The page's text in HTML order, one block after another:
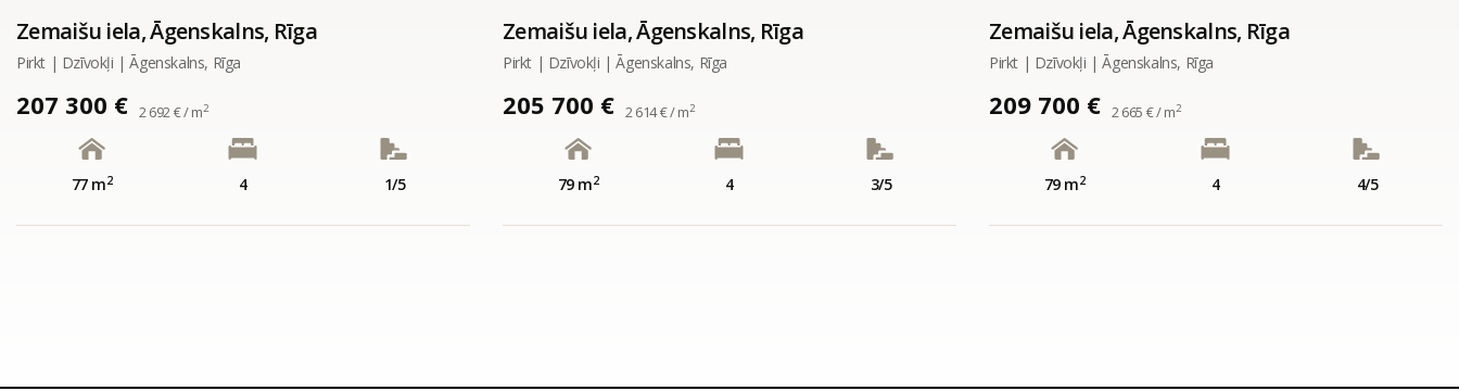
Zemaišu iela, Āgenskalns, Rīga
Pirkt | Dzīvokļi | Āgenskalns, Rīga
207 300 € 2 692 € / m2
77 m2 4 1/5
Zemaišu iela, Āgenskalns, Rīga
Pirkt | Dzīvokļi | Āgenskalns, Rīga
205 700 € 2 614 € / m2
79 m2 4 3/5
Zemaišu iela, Āgenskalns, Rīga
Pirkt | Dzīvokļi | Āgenskalns, Rīga
209 700 € 2 665 € / m2
79 m2 4 4/5